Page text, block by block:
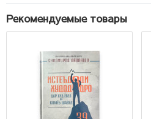
Рекомендуемые товары